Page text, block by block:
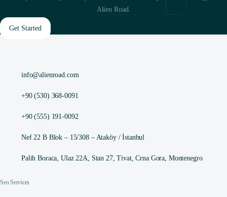
Alien Road.
Get Started
info@alienroad.com
+90 (530) 368-0091
+90 (555) 191-0092
Nef 22 B Blok – 15/308 – Ataköy / İstanbul
Palih Boraca, Ulaz 22A, Stan 27, Tivat, Crna Gora, Montenegro
Seo Services